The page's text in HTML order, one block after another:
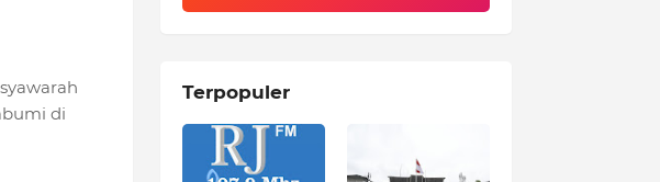
di
Terpopuler